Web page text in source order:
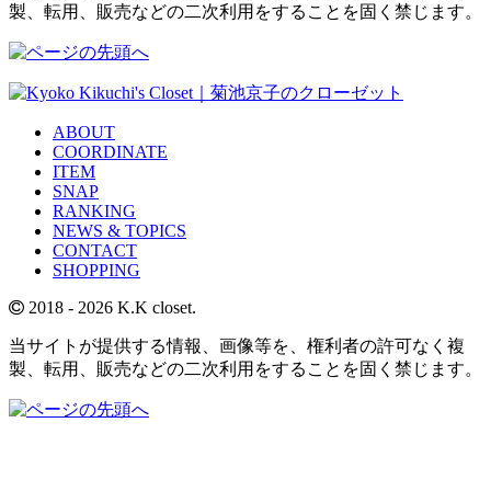
製、転用、販売などの二次利用をすることを固く禁じます。
ABOUT
COORDINATE
ITEM
SNAP
RANKING
NEWS & TOPICS
CONTACT
SHOPPING
2018 - 2026 K.K closet.
当サイトが提供する情報、画像等を、権利者の許可なく複
製、転用、販売などの二次利用をすることを固く禁じます。